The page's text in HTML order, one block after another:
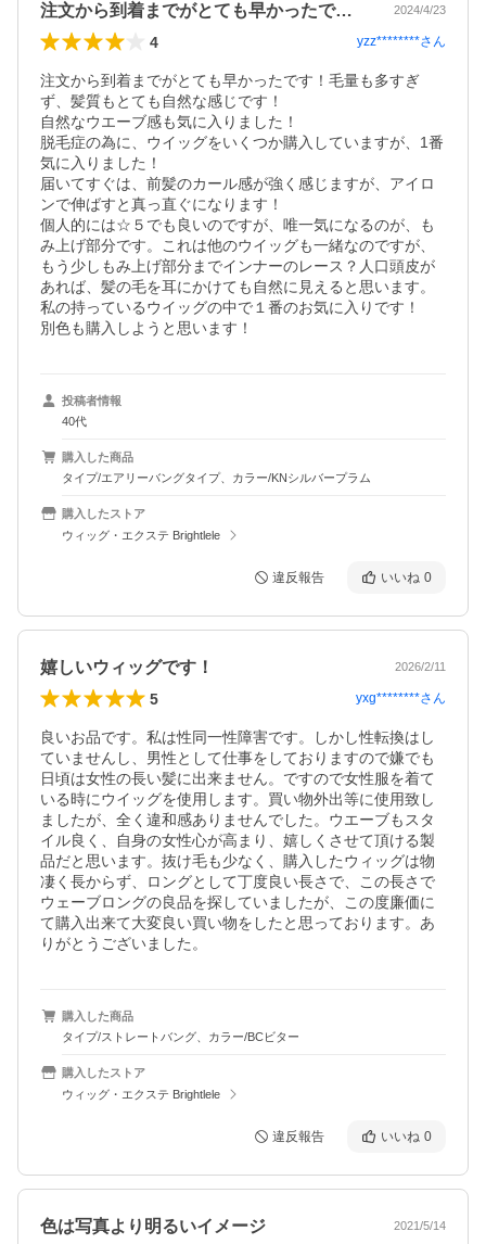
注文から到着までがとても早かったです！… 2024/4/23
4 yzz********さん
注文から到着までがとても早かったです！毛量も多すぎ
ず、髪質もとても自然な感じです！
自然なウエーブ感も気に入りました！
脱毛症の為に、ウイッグをいくつか購入していますが、1番
気に入りました！
届いてすぐは、前髪のカール感が強く感じますが、アイロ
ンで伸ばすと真っ直ぐになります！
個人的には☆５でも良いのですが、唯一気になるのが、も
み上げ部分です。これは他のウイッグも一緒なのですが、
もう少しもみ上げ部分までインナーのレース？人口頭皮が
あれば、髪の毛を耳にかけても自然に見えると思います。
私の持っているウイッグの中で１番のお気に入りです！
別色も購入しようと思います！
投稿者情報
40代
購入した商品
タイプ/エアリーバングタイプ、カラー/KNシルバープラム
購入したストア
ウィッグ・エクステ Brightlele
違反報告 いいね 0
嬉しいウィッグです！ 2026/2/11
5 yxg********さん
良いお品です。私は性同一性障害です。しかし性転換はし
ていませんし、男性として仕事をしておりますので嫌でも
日頃は女性の長い髪に出来ません。ですので女性服を着て
いる時にウイッグを使用します。買い物外出等に使用致し
ましたが、全く違和感ありませんでした。ウエーブもスタ
イル良く、自身の女性心が高まり、嬉しくさせて頂ける製
品だと思います。抜け毛も少なく、購入したウィッグは物
凄く長からず、ロングとして丁度良い長さで、この長さで
ウェーブロングの良品を探していましたが、この度廉価に
て購入出来て大変良い買い物をしたと思っております。あ
りがとうございました。
購入した商品
タイプ/ストレートバング、カラー/BCビター
購入したストア
ウィッグ・エクステ Brightlele
違反報告 いいね 0
色は写真より明るいイメージ 2021/5/14